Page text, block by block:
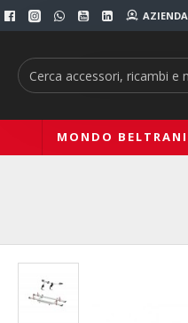
AZIENDA
MONDO BELTRANI